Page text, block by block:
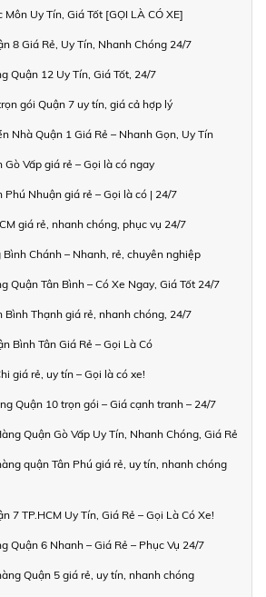
Uy Tín, Giá Tốt [GỌI LÀ CÓ XE]
8 Giá Rẻ, Uy Tín, Nhanh Chóng 24/7
Quận 12 Uy Tín, Giá Tốt, 24/7
gói Quận 7 uy tín, giá cả hợp lý
Nhà Quận 1 Giá Rẻ – Nhanh Gọn, Uy Tín
Vấp giá rẻ – Gọi là có ngay
Nhuận giá rẻ – Gọi là có | 24/7
giá rẻ, nhanh chóng, phục vụ 24/7
Chánh – Nhanh, rẻ, chuyên nghiệp
Quận Tân Bình – Có Xe Ngay, Giá Tốt 24/7
Bình Thạnh giá rẻ, nhanh chóng, 24/7
Bình Tân Giá Rẻ – Gọi Là Có
giá rẻ, uy tín – Gọi là có xe!
Quận 10 trọn gói – Giá cạnh tranh – 24/7
Quận Gò Vấp Uy Tín, Nhanh Chóng, Giá Rẻ
quận Tân Phú giá rẻ, uy tín, nhanh chóng
7 TP.HCM Uy Tín, Giá Rẻ – Gọi Là Có Xe!
Quận 6 Nhanh – Giá Rẻ – Phục Vụ 24/7
Quận 5 giá rẻ, uy tín, nhanh chóng